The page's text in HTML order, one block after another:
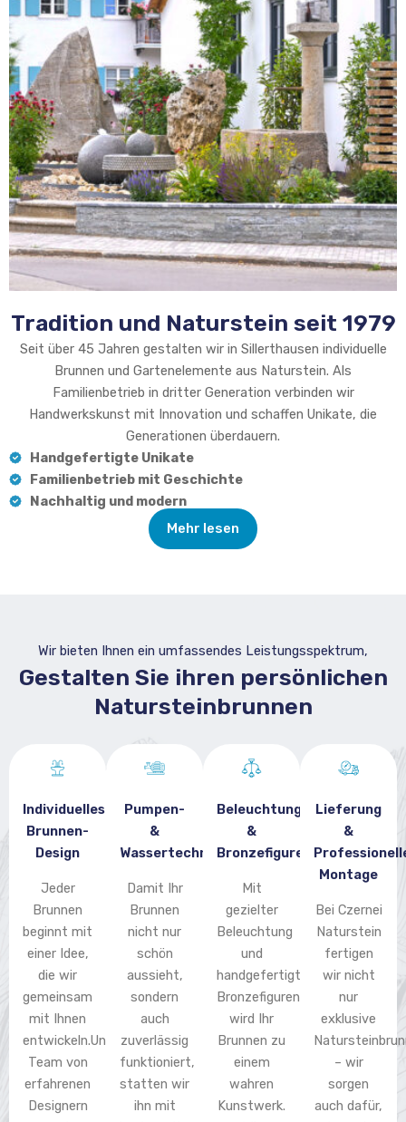
Tradition und Naturstein seit 1979
Seit über 45 Jahren gestalten wir in Sillerthausen individuelle
Brunnen und Gartenelemente aus Naturstein. Als
Familienbetrieb in dritter Generation verbinden wir
Handwerkskunst mit Innovation und schaffen Unikate, die
Generationen überdauern.
Handgefertigte Unikate
Familienbetrieb mit Geschichte
Nachhaltig und modern
Mehr lesen
Wir bieten Ihnen ein umfassendes Leistungsspektrum,
Gestalten Sie ihren persönlichen
Natursteinbrunnen
Individuelles
Brunnen-
Design
Jeder
Brunnen
beginnt mit
einer Idee,
die wir
gemeinsam
mit Ihnen
entwickeln.Unser
Team von
erfahrenen
Designern
Pumpen-
&
Wassertechnik
Damit Ihr
Brunnen
nicht nur
schön
aussieht,
sondern
auch
zuverlässig
funktioniert,
statten wir
ihn mit
Beleuchtung
&
Bronzefiguren
Mit
gezielter
Beleuchtung
und
handgefertigten
Bronzefiguren
wird Ihr
Brunnen zu
einem
wahren
Kunstwerk.
Lieferung
&
Montage
Bei Czernei
Naturstein
fertigen
wir nicht
nur
exklusive
– wir
sorgen
auch dafür,